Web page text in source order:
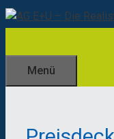
Zum
Inhalt
Menü